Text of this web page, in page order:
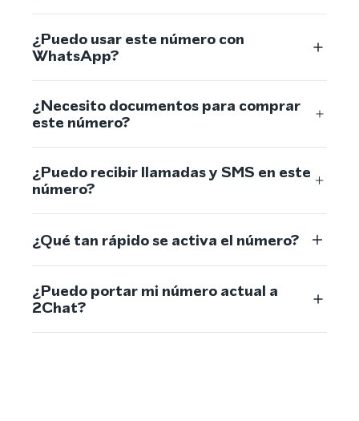
¿Puedo usar este número con
WhatsApp?
¿Necesito documentos para comprar
este número?
¿Puedo recibir llamadas y SMS en este
número?
¿Qué tan rápido se activa el número?
¿Puedo portar mi número actual a
2Chat?